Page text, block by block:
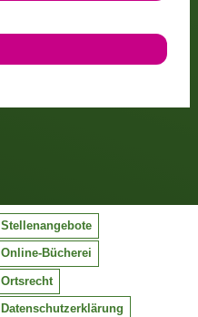
Stellenangebote
Online-Bücherei
Ortsrecht
Datenschutzerklärung